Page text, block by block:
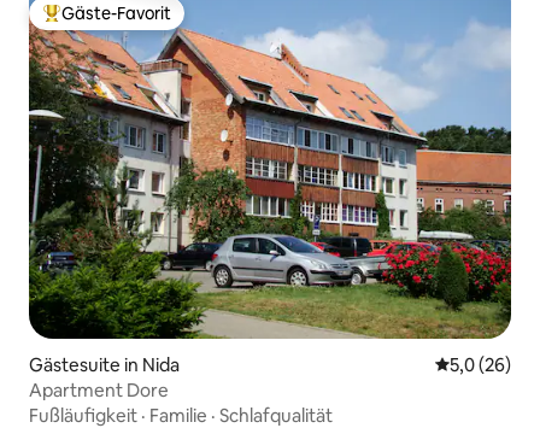
Beliebter Gäste-Favorit.
Gäste-Favorit
Gästesuite in Nida
5,0 (26)
Apartment Dore
Fußläufigkeit · Familie · Schlafqualität